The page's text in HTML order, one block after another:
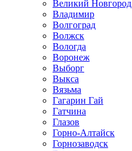
Великий Новгород
Владимир
Волгоград
Волжск
Вологда
Воронеж
Выборг
Выкса
Вязьма
Гагарин Гай
Гатчина
Глазов
Горно-Алтайск
Горнозаводск